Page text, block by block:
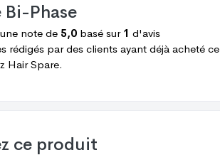
Bi-Phase
note de 5,0 basé sur 1 d'avis
rédigés par des clients ayant déjà acheté ce
Hair Spare.
ce produit